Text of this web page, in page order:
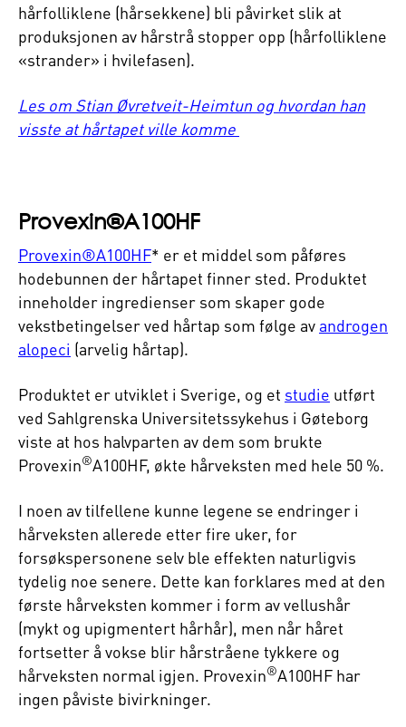
hårfolliklene (hårsekkene) bli påvirket slik at
produksjonen av hårstrå stopper opp (hårfolliklene
«strander» i hvilefasen).
Les om Stian Øvretveit-Heimtun og hvordan han
visste at hårtapet ville komme
Provexin®A100HF
Provexin®A100HF* er et middel som påføres
hodebunnen der hårtapet finner sted. Produktet
inneholder ingredienser som skaper gode
vekstbetingelser ved hårtap som følge av androgen
alopeci (arvelig hårtap).
Produktet er utviklet i Sverige, og et studie utført
ved Sahlgrenska Universitetssykehus i Gøteborg
viste at hos halvparten av dem som brukte
Provexin®A100HF, økte hårveksten med hele 50 %.
I noen av tilfellene kunne legene se endringer i
hårveksten allerede etter fire uker, for
forsøkspersonene selv ble effekten naturligvis
tydelig noe senere. Dette kan forklares med at den
første hårveksten kommer i form av vellushår
(mykt og upigmentert hårhår), men når håret
fortsetter å vokse blir hårstråene tykkere og
hårveksten normal igjen. Provexin®A100HF har
ingen påviste bivirkninger.